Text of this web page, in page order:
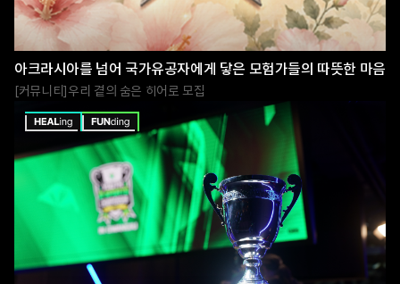
아크라시아를 넘어 국가유공자에게 닿은 모험가들의 따뜻한 마음
커뮤니티 우리 곁의 숨은 히어로 모집